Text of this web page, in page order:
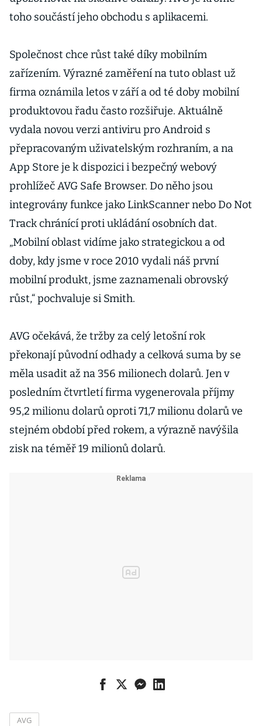
toho součástí jeho obchodu s aplikacemi.
Společnost chce růst také díky mobilním
zařízením. Výrazné zaměření na tuto oblast už
firma oznámila letos v září a od té doby mobilní
produktovou řadu často rozšiřuje. Aktuálně
vydala novou verzi antiviru pro Android s
přepracovaným uživatelským rozhraním, a na
App Store je k dispozici i bezpečný webový
prohlížeč AVG Safe Browser. Do něho jsou
integrovány funkce jako LinkScanner nebo Do Not
Track chránící proti ukládání osobních dat.
„Mobilní oblast vidíme jako strategickou a od
doby, kdy jsme v roce 2010 vydali náš první
mobilní produkt, jsme zaznamenali obrovský
růst,“ pochvaluje si Smith.
AVG očekává, že tržby za celý letošní rok
překonají původní odhady a celková suma by se
měla usadit až na 356 milionech dolarů. Jen v
posledním čtvrtletí firma vygenerovala příjmy
95,2 milionu dolarů oproti 71,7 milionu dolarů ve
stejném období před rokem, a výrazně navýšila
zisk na téměř 19 milionů dolarů.
AVG